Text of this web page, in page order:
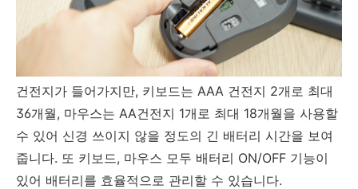
건전지가 들어가지만, 키보드는 AAA 건전지 2개로 최대
36개월, 마우스는 AA건전지 1개로 최대 18개월을 사용할
수 있어 신경 쓰이지 않을 정도의 긴 배터리 시간을 보여
줍니다. 또 키보드, 마우스 모두 배터리 ON/OFF 기능이
있어 배터리를 효율적으로 관리할 수 있습니다.